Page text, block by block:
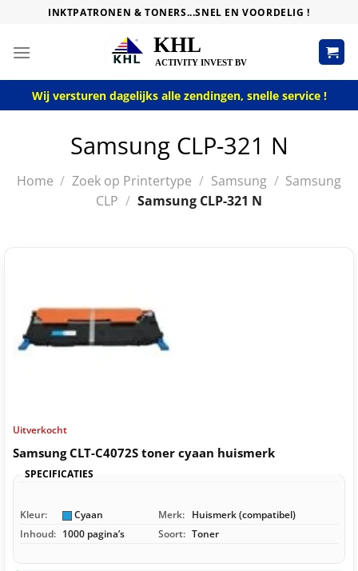
content
INKTPATRONEN & TONERS...SNEL EN VOORDELIG !
Wij versturen dagelijks alle zendingen, snelle service !
Samsung CLP-321 N
Home / Zoek op Printertype / Samsung / Samsung
CLP / Samsung CLP-321 N
Uitverkocht
Samsung CLT-C4072S toner cyaan huismerk
SPECIFICATIES
Kleur: Cyaan Merk: Huismerk (compatibel)
Inhoud: 1000 pagina’s Soort: Toner